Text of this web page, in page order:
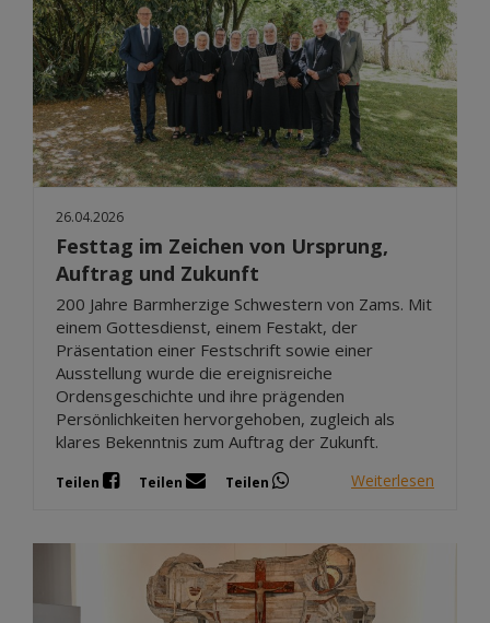
26.04.2026
Festtag im Zeichen von Ursprung,
Auftrag und Zukunft
200 Jahre Barmherzige Schwestern von Zams. Mit
einem Gottesdienst, einem Festakt, der
Präsentation einer Festschrift sowie einer
Ausstellung wurde die ereignisreiche
Ordensgeschichte und ihre prägenden
Persönlichkeiten hervorgehoben, zugleich als
klares Bekenntnis zum Auftrag der Zukunft.
Teilen Teilen Teilen Weiterlesen